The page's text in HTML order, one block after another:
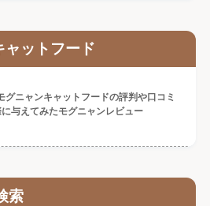
ャットフード
グニャンキャットフードの評判や口コミ
与えてみたモグニャンレビュー
索